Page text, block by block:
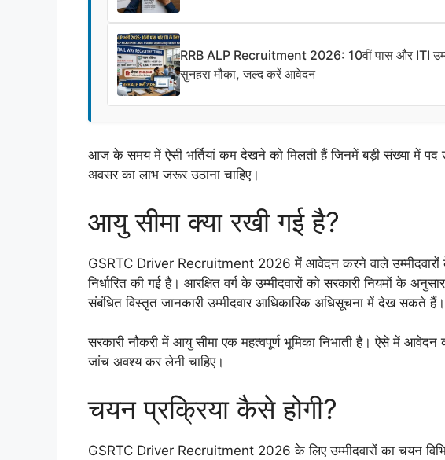
RRB ALP Recruitment 2026: 10वीं पास और ITI
सुनहरा मौका, जल्द करें आवेदन
आज के समय में ऐसी भर्तियां कम देखने को मिलती हैं जिनमें बड़ी संख्या में पद
अवसर का लाभ जरूर उठाना चाहिए।
आयु सीमा क्या रखी गई है?
GSRTC Driver Recruitment 2026 में आवेदन करने वाले
निर्धारित की गई है। आरक्षित वर्ग के उम्मीदवारों को सरकारी नियमों के
संबंधित विस्तृत जानकारी उम्मीदवार आधिकारिक अधिसूचना में देख सकते हैं।
सरकारी नौकरी में आयु सीमा एक महत्वपूर्ण भूमिका निभाती है। ऐसे में आवेदन
जांच अवश्य कर लेनी चाहिए।
चयन प्रक्रिया कैसे होगी?
GSRTC Driver Recruitment 2026 के लिए उम्मीदवारों का चयन